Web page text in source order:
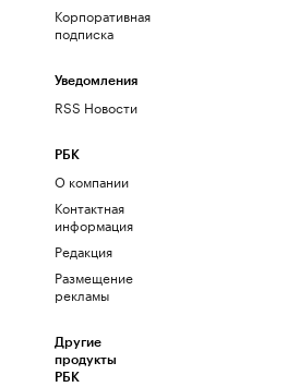
Корпоративная
подписка
Уведомления
RSS Новости
РБК
О компании
Контактная
информация
Редакция
Размещение
рекламы
Другие
продукты
РБК